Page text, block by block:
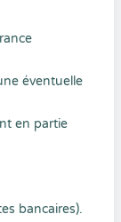
éventuelle
en partie
bancaires).